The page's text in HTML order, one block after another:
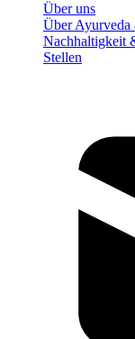
Über uns
Über Ayurveda
Nachhaltigkeit
Stellen